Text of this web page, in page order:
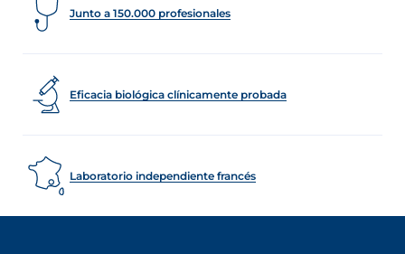
Junto a 150.000 profesionales
Eficacia biológica clínicamente probada
Laboratorio independiente francés